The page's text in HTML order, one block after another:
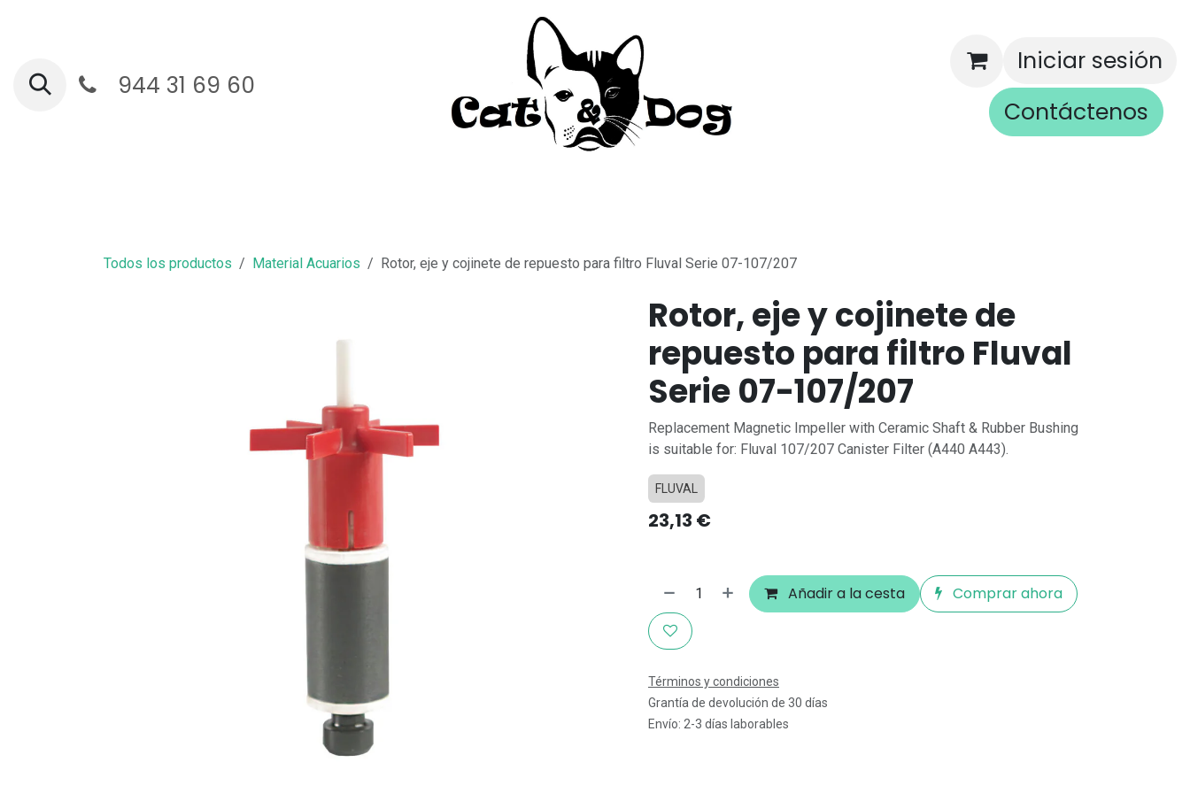
944 31 69 60
Iniciar sesión
Contáctenos
Todos los productos Material Acuarios Rotor, eje y cojinete de repuesto para filtro Fluval Serie 07-107/207
Rotor, eje y cojinete de
repuesto para filtro Fluval
Serie 07-107/207
Replacement Magnetic Impeller with Ceramic Shaft & Rubber Bushing
is suitable for: Fluval 107/207 Canister Filter (A440 A443).
FLUVAL
23,13 €
Añadir a la cesta Comprar ahora
Términos y condiciones
Grantía de devolución de 30 días
Envío: 2-3 días laborables